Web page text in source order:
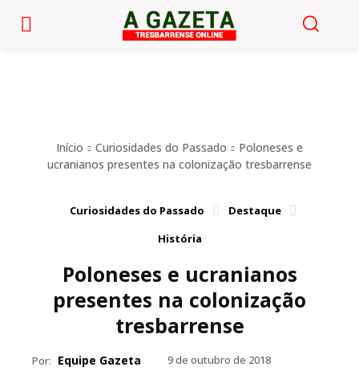
Início Curiosidades do Passado
Poloneses e
ucranianos presentes na colonização tresbarrense
Curiosidades do Passado
Destaque
História
Poloneses e ucranianos
presentes na colonização
tresbarrense
Por: Equipe Gazeta 9 de outubro de 2018